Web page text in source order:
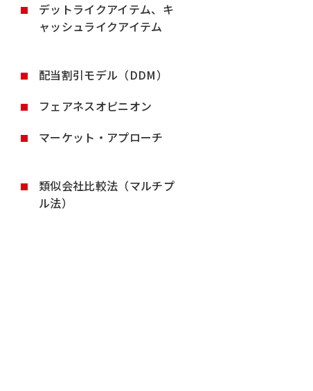
デットライクアイテム、キ
ャッシュライクアイテム
配当割引モデル（DDM）
フェアネスオピニオン
マーケット・アプローチ
類似会社比較法（マルチプ
ル法）